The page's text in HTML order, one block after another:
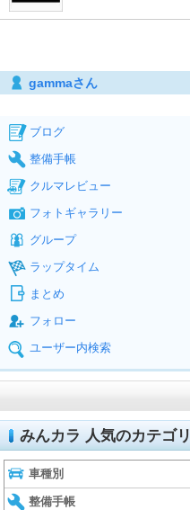
gammaさん
ブログ
整備手帳
クルマレビュー
フォトギャラリー
グループ
ラップタイム
まとめ
フォロー
ユーザー内検索
みんカラ 人気のカテゴリ
車種別
整備手帳